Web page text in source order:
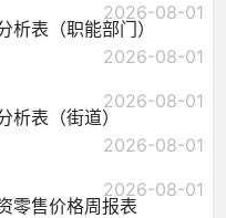
2026-08-01
表（职能部门）
2026-08-01
2026-08-01
表（街道）
2026-08-01
2026-08-01
零售价格周报表